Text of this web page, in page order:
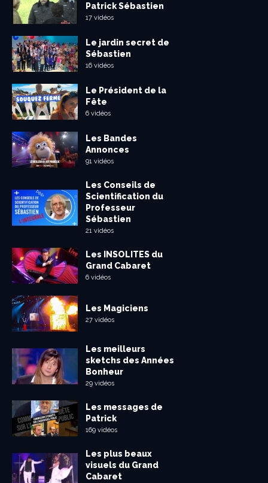
Patrick Sébastien
17 vidéos
Le jardin secret de
Sébastien
16 vidéos
Le Président de la
Fête
6 vidéos
Les Bandes
Annonces
91 vidéos
Les Conseils de
Scientification du
Professeur
Sébastien
21 vidéos
Les INSOLITES du
Grand Cabaret
6 vidéos
Les Magiciens
27 vidéos
Les meilleurs
sketchs des Années
Bonheur
29 vidéos
Les messages de
Patrick
169 vidéos
Les plus beaux
visuels du Grand
Cabaret